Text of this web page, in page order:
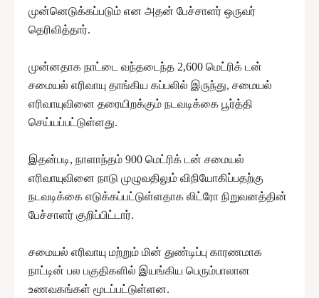
முன்னெடுக்கப்படும் என அதன் பேச்சாளர் ஒருவர்
தெரிவித்தார்.
முன்னதாக நாட்டை வந்தடைந்த 2,600 மெட்ரிக் டன்
சமையல் எரிவாயு தாங்கிய கப்பலில் இருந்து, சமையல்
எரிவாயுவினை தரையிறக்கும் நடவடிக்கை பூர்த்தி
செய்யப்பட்டுள்ளது.
இதன்படி, நாளாந்தம் 900 மெட்ரிக் டன் சமையல்
எரிவாயுவினை நாடு முழுவதிலும் விநியோகிப்பதற்கு
நடவடிக்கை எடுக்கப்பட்டுள்ளதாக லிட்ரோ நிறுவனத்தின்
பேச்சாளர் குறிப்பிட்டார்.
சமையல் எரிவாயு மற்றும் மின் துண்டிப்பு காரணமாக
நாட்டின் பல பகுதிகளில் இயங்கிய பெரும்பாலான
உணவகங்கள் மூடப்பட்டுள்ளன.